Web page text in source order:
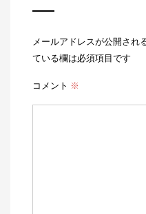
メールアドレスが公開され
ている欄は必須項目です
コメント ※